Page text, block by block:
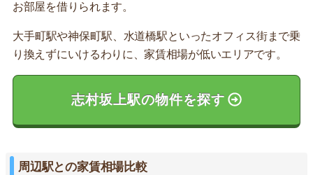
お部屋を借りられます。
大手町駅や神保町駅、水道橋駅といったオフィス街まで乗
り換えずにいけるわりに、家賃相場が低いエリアです。
志村坂上駅の物件を探す
周辺駅との家賃相場比較